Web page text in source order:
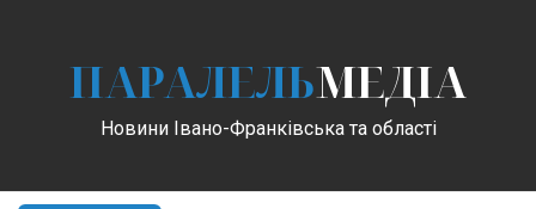
ПАРАЛЕЛЬМЕДІА
Новини Івано-Франківська та області